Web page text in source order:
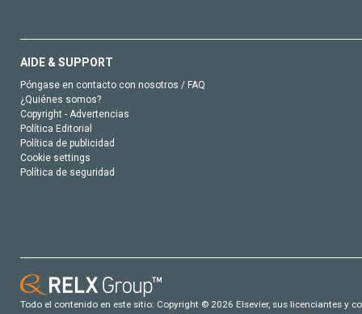
AIDE & SUPPORT
Póngase en contacto con nosotros / FAQ
¿Quiénes somos?
Copyright - Advertencias
Política Editorial
Política de publicidad
Cookie settings
Política de seguridad
Todo el contenido en este sitio: Copyright © 2026 Elsevier, sus licenciantes y